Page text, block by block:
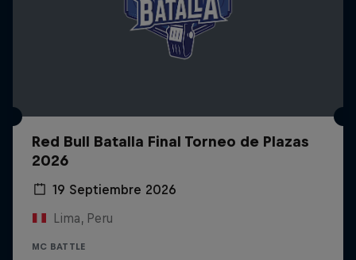
Red Bull Batalla Final Torneo de Plazas
2026
19 Septiembre 2026
Lima, Peru
MC BATTLE